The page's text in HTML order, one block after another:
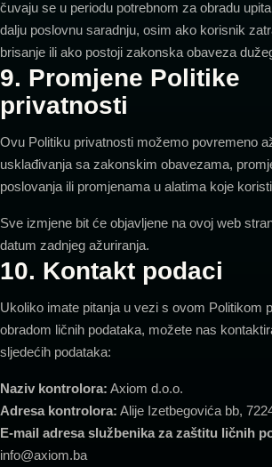
čuvaju se u periodu potrebnom za obradu
dalju poslovnu saradnju, osim ako korisnik
brisanje ili ako postoji zakonska obaveza
9. Promjene Politike
privatnosti
Ovu Politiku privatnosti možemo povremeno
usklađivanja sa zakonskim obavezama,
poslovanja ili promjenama u alatima koje
Sve izmjene bit će objavljene na ovoj web
datum zadnjeg ažuriranja.
10. Kontakt podaci
Ukoliko imate pitanja u vezi s ovom Politikom
obradom ličnih podataka, možete nas
sljedećih podataka:
Naziv kontrolora: Axiom d.o.o.
Adresa kontrolora: Alije Izetbegovića bb,
E-mail adresa službenika za zaštitu ličnih
info@axiom.ba